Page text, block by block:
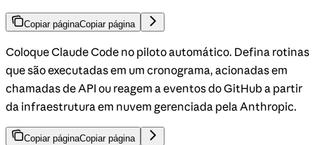
Copiar páginaCopiar página
Coloque Claude Code no piloto automático. Defina rotinas
que são executadas em um cronograma, acionadas em
chamadas de API ou reagem a eventos do GitHub a partir
da infraestrutura em nuvem gerenciada pela Anthropic.
Copiar páginaCopiar página